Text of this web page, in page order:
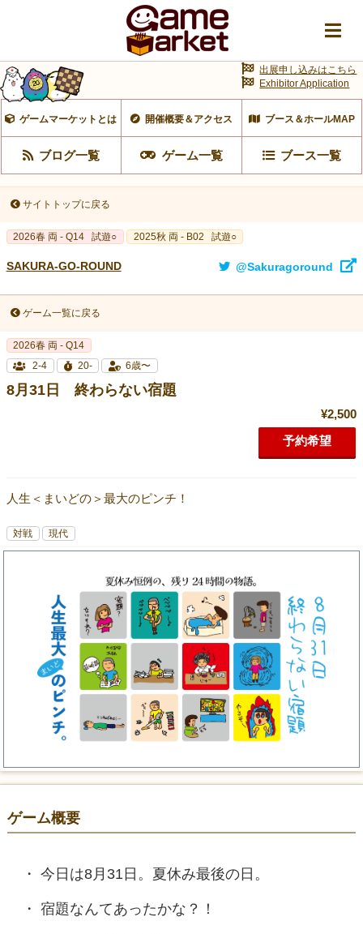
ゲームマーケットとは 開催概要＆アクセス ブース＆ホールMAP
ブログ一覧 ゲーム一覧 ブース一覧
出展申し込みはこちら
Exhibitor Application
サイトトップに戻る
2026春 両 - Q14 試遊○ 2025秋 両 - B02 試遊○
SAKURA-GO-ROUND @Sakuragoround
ゲーム一覧に戻る
2026春 両 - Q14
2-4
20- 6歳〜
8月31日 終わらない宿題
¥2,500
予約希望
人生＜まいどの＞最大のピンチ！
対戦 現代
ゲーム概要
今日は8月31日。夏休み最後の日。
宿題なんてあったかな？！